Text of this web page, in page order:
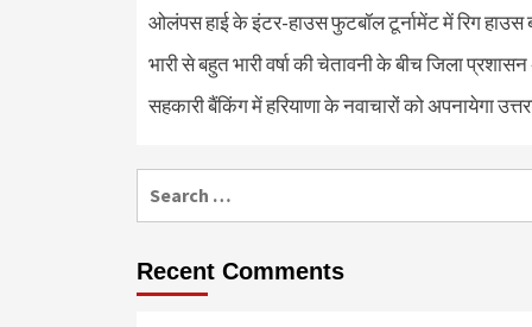
ओलंपस हाई के इंटर-हाउस फुटबॉल टूर्नामेंट में रिग हाउस
भारी से बहुत भारी वर्षा की चेतावनी के बीच जिला
सहकारी बैंकिंग में हरियाणा के नवाचारों को अपनायेगा
for:
Recent Comments